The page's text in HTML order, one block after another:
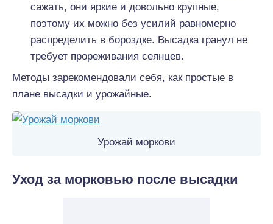
сажать, они яркие и довольно крупные,
поэтому их можно без усилий равномерно
распределить в бороздке. Высадка гранул не
требует прореживания сеянцев.
Методы зарекомендовали себя, как простые в
плане высадки и урожайные.
Урожай моркови
Уход за морковью после высадки